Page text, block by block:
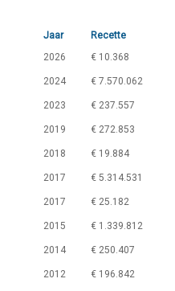
Jaar Recette
2026 € 10.368
2024 € 7.570.062
2023 € 237.557
2019 € 272.853
2018 € 19.884
2017 € 5.314.531
2017 € 25.182
2015 € 1.339.812
2014 € 250.407
2012 € 196.842